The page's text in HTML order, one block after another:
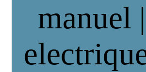
manuel